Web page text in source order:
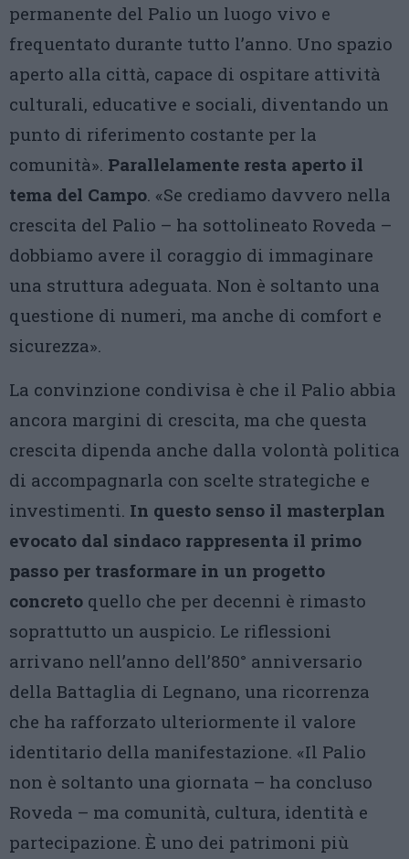
permanente del Palio un luogo vivo e
frequentato durante tutto l’anno. Uno spazio
aperto alla città, capace di ospitare attività
culturali, educative e sociali, diventando un
punto di riferimento costante per la
comunità». Parallelamente resta aperto il
tema del Campo. «Se crediamo davvero nella
crescita del Palio – ha sottolineato Roveda –
dobbiamo avere il coraggio di immaginare
una struttura adeguata. Non è soltanto una
questione di numeri, ma anche di comfort e
sicurezza».
La convinzione condivisa è che il Palio abbia
ancora margini di crescita, ma che questa
crescita dipenda anche dalla volontà politica
di accompagnarla con scelte strategiche e
investimenti. In questo senso il masterplan
evocato dal sindaco rappresenta il primo
passo per trasformare in un progetto
concreto quello che per decenni è rimasto
soprattutto un auspicio. Le riflessioni
arrivano nell’anno dell’850° anniversario
della Battaglia di Legnano, una ricorrenza
che ha rafforzato ulteriormente il valore
identitario della manifestazione. «Il Palio
non è soltanto una giornata – ha concluso
Roveda – ma comunità, cultura, identità e
partecipazione. È uno dei patrimoni più